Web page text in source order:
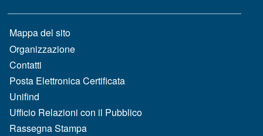
MENÙ FOOTER 1
Mappa del sito
Organizzazione
Contatti
Posta Elettronica Certificata
Unifind
Ufficio Relazioni con il Pubblico
Rassegna Stampa